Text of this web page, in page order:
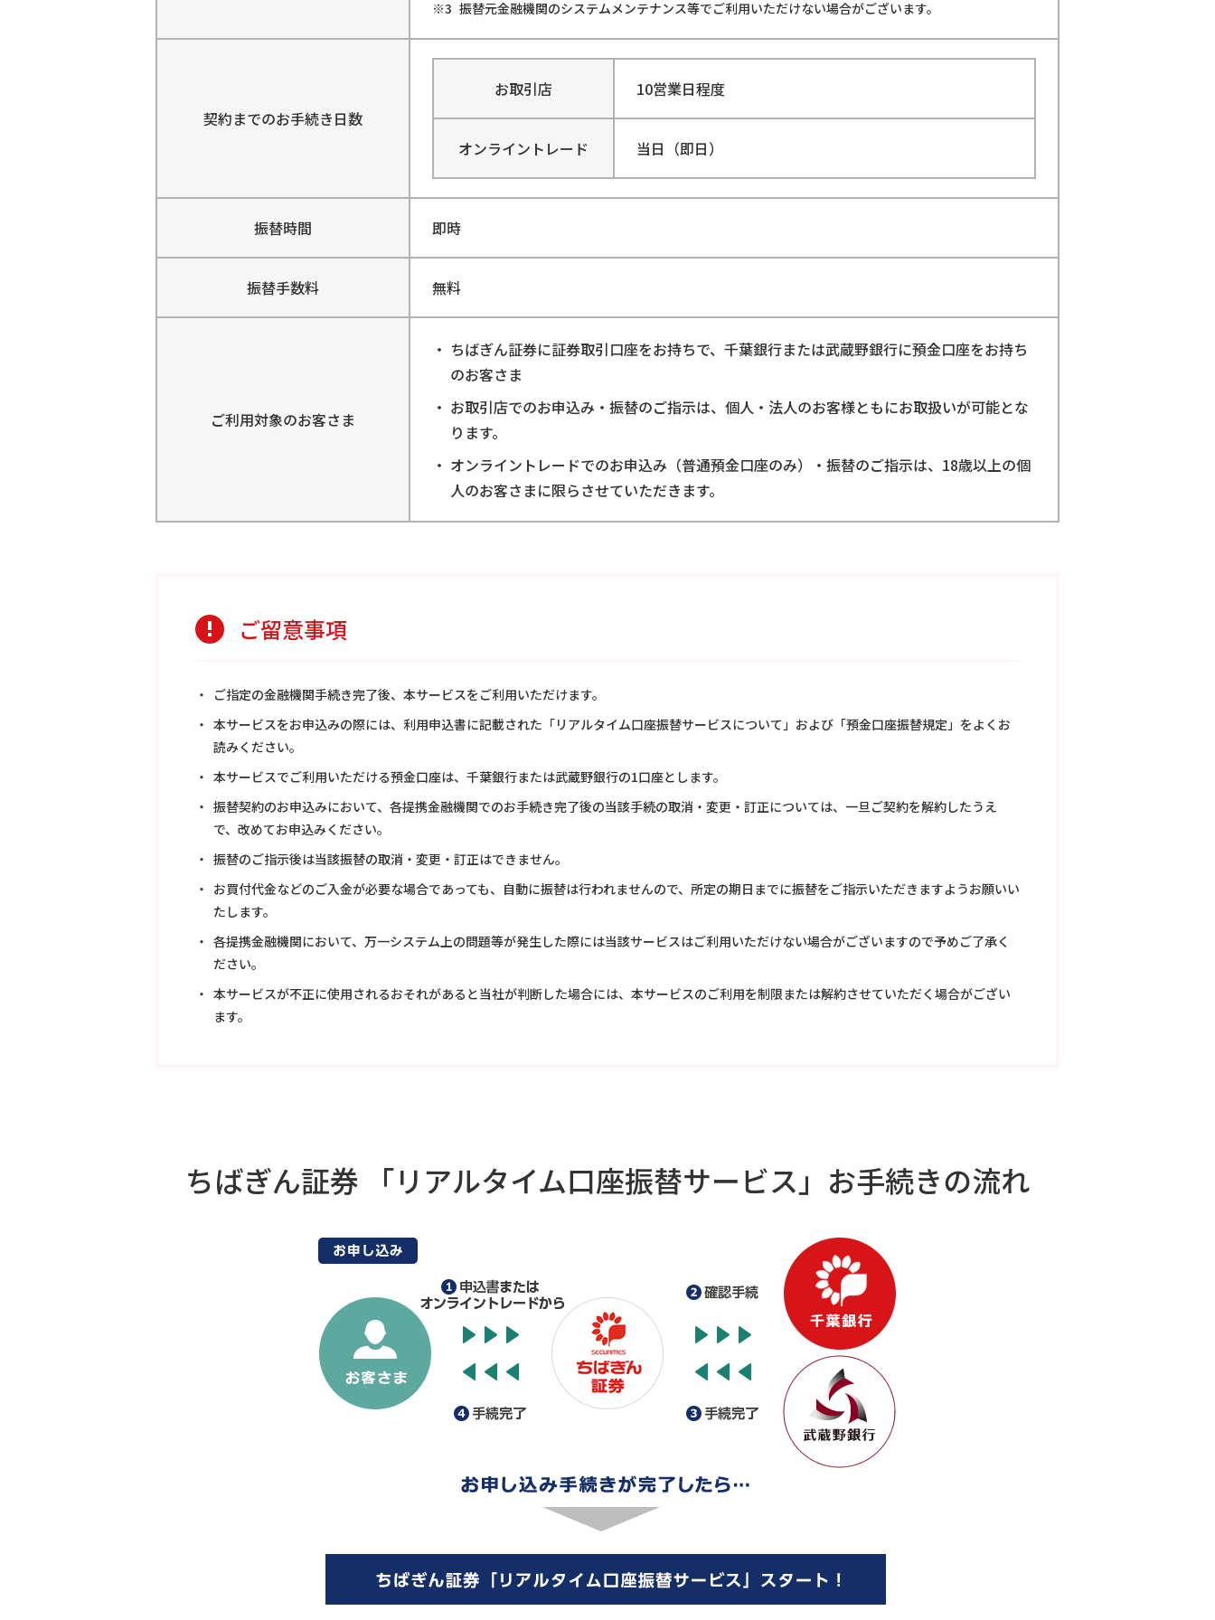
振替元金融機関のシステムメンテナンス等でご利用いただけない場合がございます。
契約までのお手続き日数
お取引店 10営業日程度
オンライントレード 当日（即日）
振替時間 即時
振替手数料 無料
ご利用対象のお客さま
ちばぎん証券に証券取引口座をお持ちで、千葉銀行または武蔵野銀行に預金口座をお持ち
のお客さま
お取引店でのお申込み・振替のご指示は、個人・法人のお客様ともにお取扱いが可能とな
ります。
オンライントレードでのお申込み（普通預金口座のみ）・振替のご指示は、18歳以上の個
人のお客さまに限らさせていただきます。
ご留意事項
ご指定の金融機関手続き完了後、本サービスをご利用いただけます。
本サービスをお申込みの際には、利用申込書に記載された「リアルタイム口座振替サービスについて」および「預金口座振替規定」をよくお
読みください。
本サービスでご利用いただける預金口座は、千葉銀行または武蔵野銀行の1口座とします。
振替契約のお申込みにおいて、各提携金融機関でのお手続き完了後の当該手続の取消・変更・訂正については、一旦ご契約を解約したうえ
で、改めてお申込みください。
振替のご指示後は当該振替の取消・変更・訂正はできません。
お買付代金などのご入金が必要な場合であっても、自動に振替は行われませんので、所定の期日までに振替をご指示いただきますようお願いい
たします。
各提携金融機関において、万一システム上の問題等が発生した際には当該サービスはご利用いただけない場合がございますので予めご了承く
ださい。
本サービスが不正に使用されるおそれがあると当社が判断した場合には、本サービスのご利用を制限または解約させていただく場合がござい
ます。
ちばぎん証券 「リアルタイム口座振替サービス」お手続きの流れ